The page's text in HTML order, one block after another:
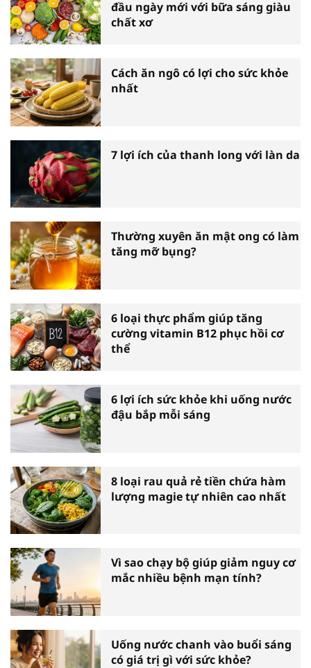
đầu ngày mới với bữa sáng giàu
chất xơ
Cách ăn ngô có lợi cho sức khỏe
nhất
7 lợi ích của thanh long với làn da
Thường xuyên ăn mật ong có làm
tăng mỡ bụng?
6 loại thực phẩm giúp tăng
cường vitamin B12 phục hồi cơ
thể
6 lợi ích sức khỏe khi uống nước
đậu bắp mỗi sáng
8 loại rau quả rẻ tiền chứa hàm
lượng magie tự nhiên cao nhất
Vì sao chạy bộ giúp giảm nguy cơ
mắc nhiều bệnh mạn tính?
Uống nước chanh vào buổi sáng
có giá trị gì với sức khỏe?